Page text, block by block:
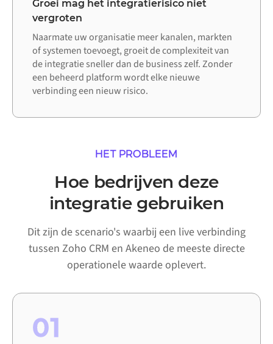
Groei mag het integratierisico niet
vergroten
Naarmate uw organisatie meer kanalen, markten
of systemen toevoegt, groeit de complexiteit van
de integratie sneller dan de business zelf. Zonder
een beheerd platform wordt elke nieuwe
verbinding een nieuw risico.
HET PROBLEEM
Hoe bedrijven deze
integratie gebruiken
Dit zijn de scenario's waarbij een live verbinding
tussen Zoho CRM en Akeneo de meeste directe
operationele waarde oplevert.
01